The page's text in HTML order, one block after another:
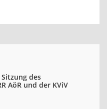
des
AöR und der KViV